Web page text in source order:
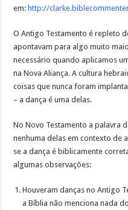
em: http://
O Antigo Testamento é repleto
apontavam para algo muito
necessário quando aplicamos
na Nova Aliança. A cultura
coisas que nunca foram
– a dança é uma delas.
No Novo Testamento a palavra
nenhuma delas em contexto de
se a dança é biblicamente
algumas observações:
Houveram danças no Antigo
a Bíblia não menciona nada